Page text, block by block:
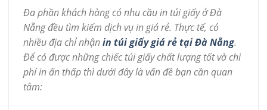
Đa phần khách hàng có nhu cầu in túi giấy ở Đà
Nẵng đều tìm kiếm dịch vụ in giá rẻ. Thực tế, có
nhiều địa chỉ nhậnin túi giấy giá rẻ tại Đà Nẵng.
Để có được những chiếc túi giấy chất lượng tốt và chi
phí in ấn thấp thì dưới đây là vấn đề bạn cần quan
tâm: